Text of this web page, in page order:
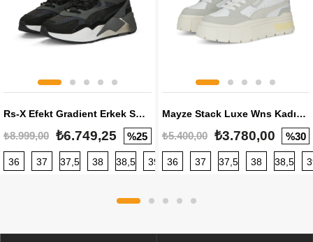
Rs-X Efekt Gradient Erkek Sneaker
₺8.999,00 ₺6.749,25 %25
36 37 37,5 38 38,5 39 40 40,5 41 42 42,5
Mayze Stack Luxe Wns Kadın Sneaker
₺5.400,00 ₺3.780,00 %30
36 37 37,5 38 38,5